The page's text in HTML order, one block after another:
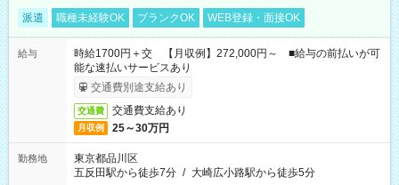
派遣 職種未経験OK ブランクOK WEB登録・面接OK
給与
時給1700円＋交 【月収例】272,000円～ ■給与の前払いが可
能な速払いサービスあり
交通費別途支給あり
交通費 交通費支給あり
月収例 25～30万円
勤務地
東京都品川区
五反田駅から徒歩7分 / 大崎広小路駅から徒歩5分